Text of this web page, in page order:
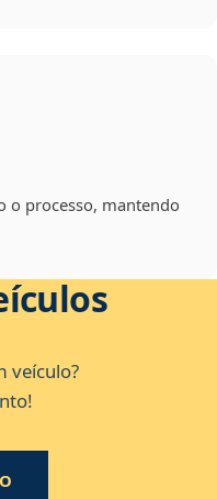
o processo, mantendo
veículo?